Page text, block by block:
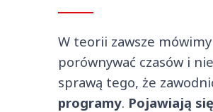
W teorii zawsze
porównywać czasów i
sprawą tego, że
programy. Pojawiają